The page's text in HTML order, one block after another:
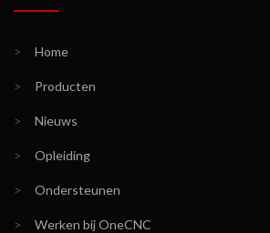
> Home
> Producten
> Nieuws
> Opleiding
> Ondersteunen
> Werken bij OneCNC